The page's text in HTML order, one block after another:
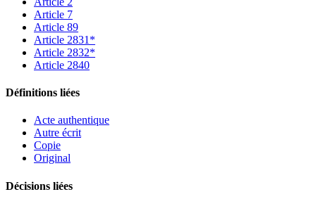
Article 7
Article 89
Article 2831*
Article 2832*
Article 2840
Définitions liées
Acte authentique
Autre écrit
Copie
Original
Décisions liées